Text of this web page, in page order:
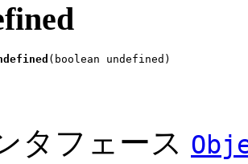
(boolean undefined)
タフェース